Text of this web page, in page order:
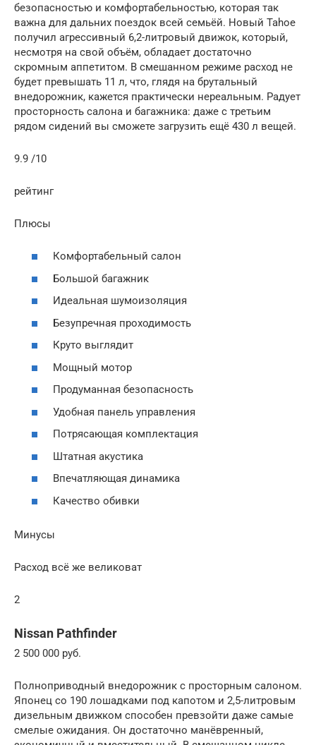
безопасностью и комфортабельностью, которая так
важна для дальних поездок всей семьёй. Новый Tahoe
получил агрессивный 6,2-литровый движок, который,
несмотря на свой объём, обладает достаточно
скромным аппетитом. В смешанном режиме расход не
будет превышать 11 л, что, глядя на брутальный
внедорожник, кажется практически нереальным. Радует
просторность салона и багажника: даже с третьим
рядом сидений вы сможете загрузить ещё 430 л вещей.
9.9 /10
рейтинг
Плюсы
Комфортабельный салон
Большой багажник
Идеальная шумоизоляция
Безупречная проходимость
Круто выглядит
Мощный мотор
Продуманная безопасность
Удобная панель управления
Потрясающая комплектация
Штатная акустика
Впечатляющая динамика
Качество обивки
Минусы
Расход всё же великоват
2
Nissan Pathfinder
2 500 000 руб.
Полноприводный внедорожник с просторным салоном.
Японец со 190 лошадками под капотом и 2,5-литровым
дизельным движком способен превзойти даже самые
смелые ожидания. Он достаточно манёвренный,